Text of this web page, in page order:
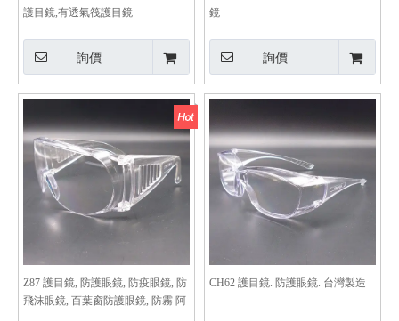
護目鏡,有透氣筏護目鏡
詢價
鏡
詢價
Z87 護目鏡, 防護眼鏡, 防疫眼鏡, 防
飛沫眼鏡, 百葉窗防護眼鏡, 防霧 阿
CH62 護目鏡. 防護眼鏡. 台灣製造